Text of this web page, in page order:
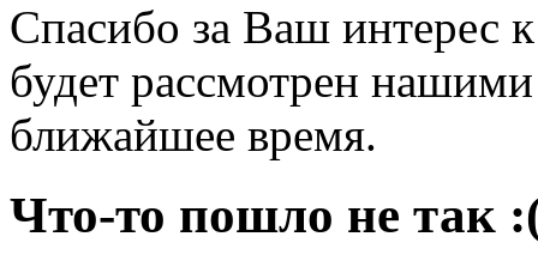
Спасибо за Ваш интерес
будет рассмотрен
ближайшее время.
Что-то пошло не так